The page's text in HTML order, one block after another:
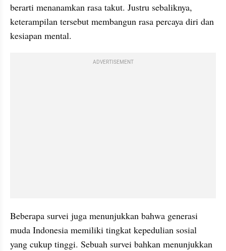
berarti menanamkan rasa takut. Justru sebaliknya,
keterampilan tersebut membangun rasa percaya diri dan
kesiapan mental.
ADVERTISEMENT
Beberapa survei juga menunjukkan bahwa generasi
muda Indonesia memiliki tingkat kepedulian sosial
yang cukup tinggi. Sebuah survei bahkan menunjukkan